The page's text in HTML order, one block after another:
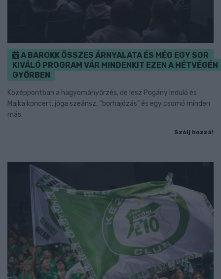
A BAROKK ÖSSZES ÁRNYALATA ÉS MÉG EGY SOR
KIVÁLÓ PROGRAM VÁR MINDENKIT EZEN A HÉTVÉGÉN
GYŐRBEN
Középpontban a hagyományőrzés, de lesz Pogány Induló és
Majka koncert, jóga szeánsz, “borhajózás” és egy csomó minden
más.
Szólj hozzá!